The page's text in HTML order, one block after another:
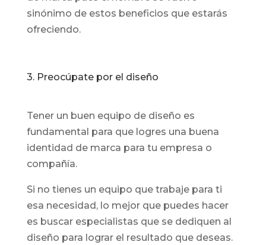
sinónimo de estos beneficios que estarás
ofreciendo.
3. Preocúpate por el diseño
Tener un buen equipo de diseño es
fundamental para que logres una buena
identidad de marca para tu empresa o
compañía.
Si no tienes un equipo que trabaje para ti
esa necesidad, lo mejor que puedes hacer
es buscar especialistas que se dediquen al
diseño para lograr el resultado que deseas.